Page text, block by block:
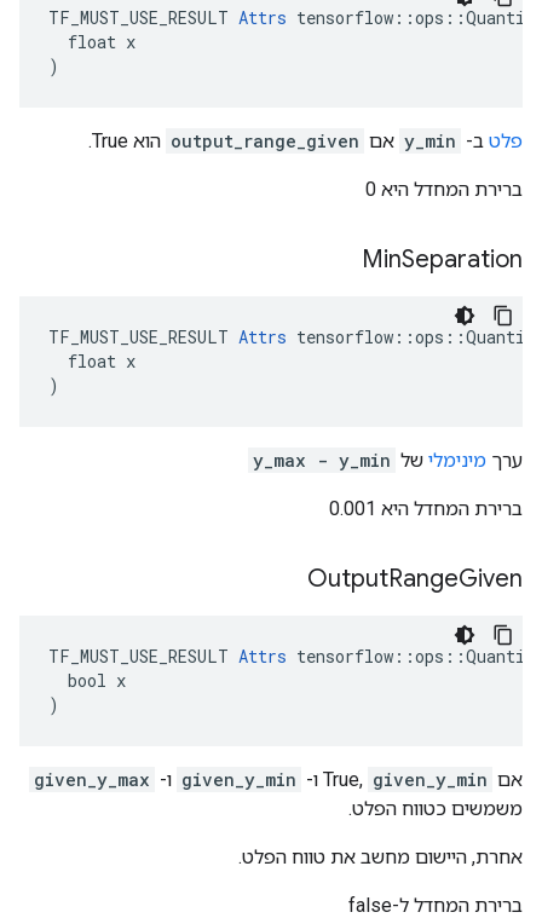
TF_MUST_USE_RESULT Attrs
  float x
)
פלט ב- y_min אם output_range_given הוא True.
ברירת המחדל היא 0
MinSeparation
TF_MUST_USE_RESULT Attrs
  float x
)
ערך מינימלי של y_max - y_min
ברירת המחדל היא 0.001
OutputRangeGiven
TF_MUST_USE_RESULT Attrs
  bool x
)
אם True, given_y_min ו- given_y_min ו- given_y_max
משמשים כטווח הפלט.
אחרת, היישום מחשב את טווח הפלט.
ברירת המחדל ל-false